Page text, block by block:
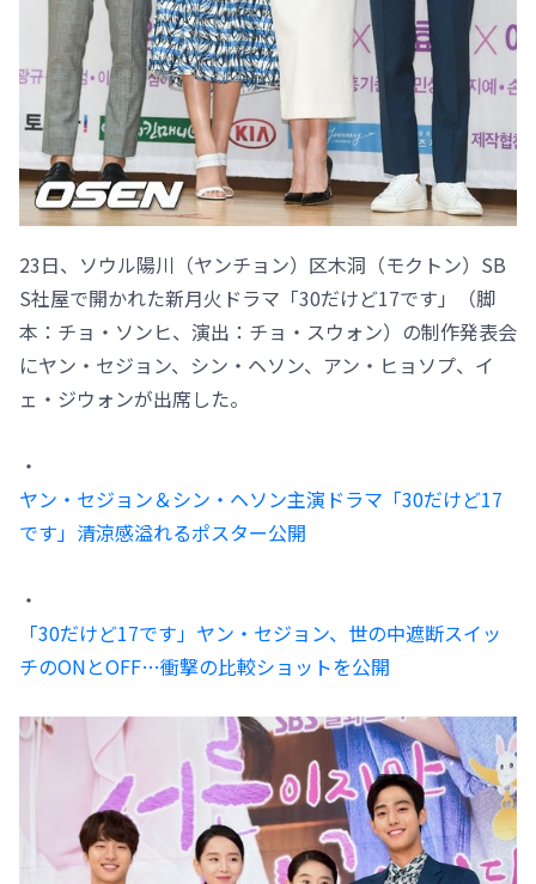
23日、ソウル陽川（ヤンチョン）区木洞（モクトン）SB
S社屋で開かれた新月火ドラマ「30だけど17です」（脚
本：チョ・ソンヒ、演出：チョ・スウォン）の制作発表会
にヤン・セジョン、シン・ヘソン、アン・ヒョソプ、イ
ェ・ジウォンが出席した。
・
ヤン・セジョン＆シン・ヘソン主演ドラマ「30だけど17
です」清涼感溢れるポスター公開
・
「30だけど17です」ヤン・セジョン、世の中遮断スイッ
チのONとOFF…衝撃の比較ショットを公開